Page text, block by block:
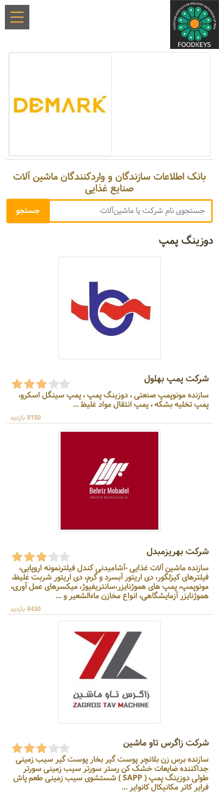
بانک اطلاعات سازندگان و واردکنندگان ماشین آلات
صنایع غذایی
دوزینگ پمپ
شرکت پمپ بهلول
سازنده مونوپمپ صنعتی ، دوزینگ پمپ ، پمپ سینگل اسکرو،
پمپ تخلیه بشکه ، پمپ انتقال مواد غلیظ ...
8150 بازدید
شرکت بهریزمبدل
سازنده ماشین آلات غذایی -آشامیدنی کندل فیلترنمونه اروپایی،
فیلترهای کیزلگور، دی اریتور آبسرد و گرم، دی اریتور شربت غلیظ،
مونوپمپ، پمپ های هموژنایزر،سانتریفیوژ، میکسرهای عمل آوری،
هموژنایزر آزمایشگاهی، انواع مخازن ماءالشعیر و ...
8430 بازدید
شرکت زاگرس تاو ماشین
سازنده برس زن بلانچر پوست گیر بخار پوست گیر سیب زمینی
جداکننده ضایعات خشک کن رستر سورتر سیب زمینی سورتر
طولی دوزینگ پمپ ( SAPP ) شستشوی سیب زمینی طعم پاش
فرایر کاتر مکانیکال کانوایر ...